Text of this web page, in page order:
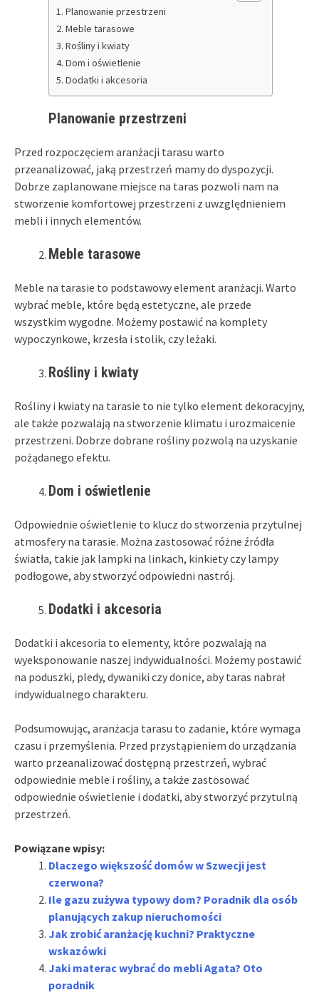
Planowanie przestrzeni
Meble tarasowe
Rośliny i kwiaty
Dom i oświetlenie
Dodatki i akcesoria
Planowanie przestrzeni
Przed rozpoczęciem aranżacji tarasu warto
przeanalizować, jaką przestrzeń mamy do dyspozycji.
Dobrze zaplanowane miejsce na taras pozwoli nam na
stworzenie komfortowej przestrzeni z uwzględnieniem
mebli i innych elementów.
Meble tarasowe
Meble na tarasie to podstawowy element aranżacji. Warto
wybrać meble, które będą estetyczne, ale przede
wszystkim wygodne. Możemy postawić na komplety
wypoczynkowe, krzesła i stolik, czy leżaki.
Rośliny i kwiaty
Rośliny i kwiaty na tarasie to nie tylko element dekoracyjny,
ale także pozwalają na stworzenie klimatu i urozmaicenie
przestrzeni. Dobrze dobrane rośliny pozwolą na uzyskanie
pożądanego efektu.
Dom i oświetlenie
Odpowiednie oświetlenie to klucz do stworzenia przytulnej
atmosfery na tarasie. Można zastosować różne źródła
światła, takie jak lampki na linkach, kinkiety czy lampy
podłogowe, aby stworzyć odpowiedni nastrój.
Dodatki i akcesoria
Dodatki i akcesoria to elementy, które pozwalają na
wyeksponowanie naszej indywidualności. Możemy postawić
na poduszki, pledy, dywaniki czy donice, aby taras nabrał
indywidualnego charakteru.
Podsumowując, aranżacja tarasu to zadanie, które wymaga
czasu i przemyślenia. Przed przystąpieniem do urządzania
warto przeanalizować dostępną przestrzeń, wybrać
odpowiednie meble i rośliny, a także zastosować
odpowiednie oświetlenie i dodatki, aby stworzyć przytulną
przestrzeń.
Powiązane wpisy:
Dlaczego większość domów w Szwecji jest
czerwona?
Ile gazu zużywa typowy dom? Poradnik dla osób
planujących zakup nieruchomości
Jak zrobić aranżację kuchni? Praktyczne
wskazówki
Jaki materac wybrać do mebli Agata? Oto
poradnik